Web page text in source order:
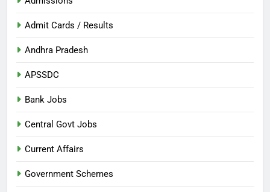
Admit Cards / Results
Andhra Pradesh
APSSDC
Bank Jobs
Central Govt Jobs
Current Affairs
Government Schemes